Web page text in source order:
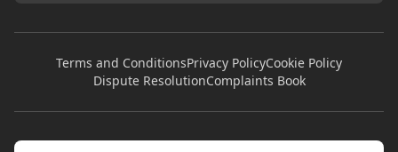
Terms and ConditionsPrivacy PolicyCookie Policy
Dispute ResolutionComplaints Book